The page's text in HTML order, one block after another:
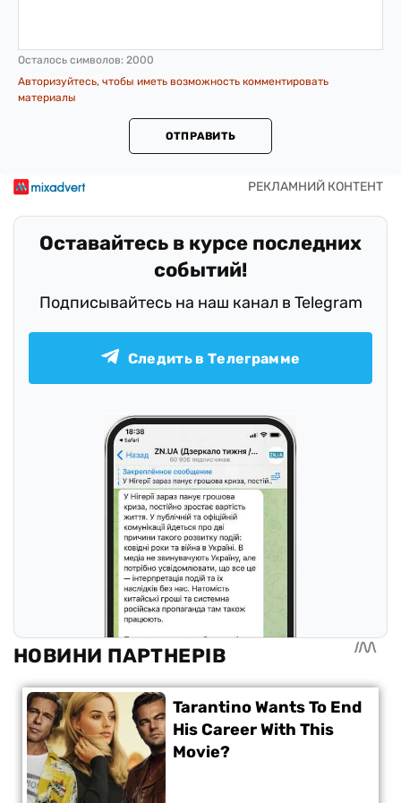
Осталось символов: 2000
Авторизуйтесь, чтобы иметь возможность комментировать
материалы
ОТПРАВИТЬ
Оставайтесь в курсе последних
событий!
Подписывайтесь на наш канал в Telegram
Следить в Телеграмме